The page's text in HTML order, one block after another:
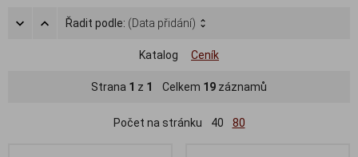
Řadit podle: (Data přidání)
Katalog Ceník
Strana 1 z 1 Celkem 19 záznamů
Počet na stránku 40 80